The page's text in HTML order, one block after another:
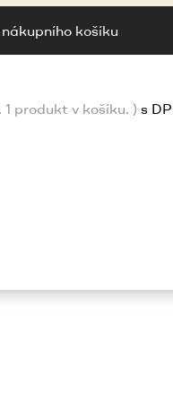
košíku
1 produkt v košíku. ) s